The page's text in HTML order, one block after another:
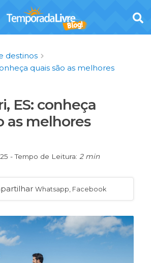
destinos
quais são as melhores
ES: conheça
as melhores
- Tempo de Leitura: 2 min
Whatsapp, Facebook